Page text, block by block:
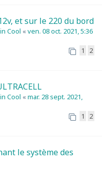
et sur le 220 du bord
Cool «ven. 08 oct. 2021, 5:36
1 2
Cool «mar. 28 sept. 2021,
1 2
le système des